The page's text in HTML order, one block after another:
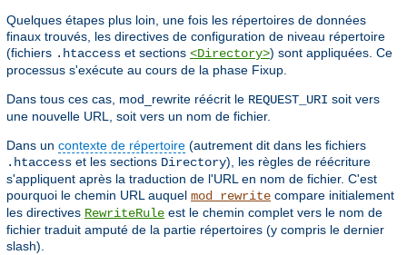
Quelques étapes plus loin, une fois les répertoires de données
finaux trouvés, les directives de configuration de niveau répertoire
(fichiers .htaccess et sections <Directory>) sont appliquées. Ce
processus s'exécute au cours de la phase Fixup.
Dans tous ces cas, mod_rewrite réécrit le REQUEST_URI soit vers
une nouvelle URL, soit vers un nom de fichier.
Dans un contexte de répertoire (autrement dit dans les fichiers
.htaccess et les sections Directory), les règles de réécriture
s'appliquent après la traduction de l'URL en nom de fichier. C'est
pourquoi le chemin URL auquel mod_rewrite compare initialement
les directives RewriteRule est le chemin complet vers le nom de
fichier traduit amputé de la partie répertoires (y compris le dernier
slash).